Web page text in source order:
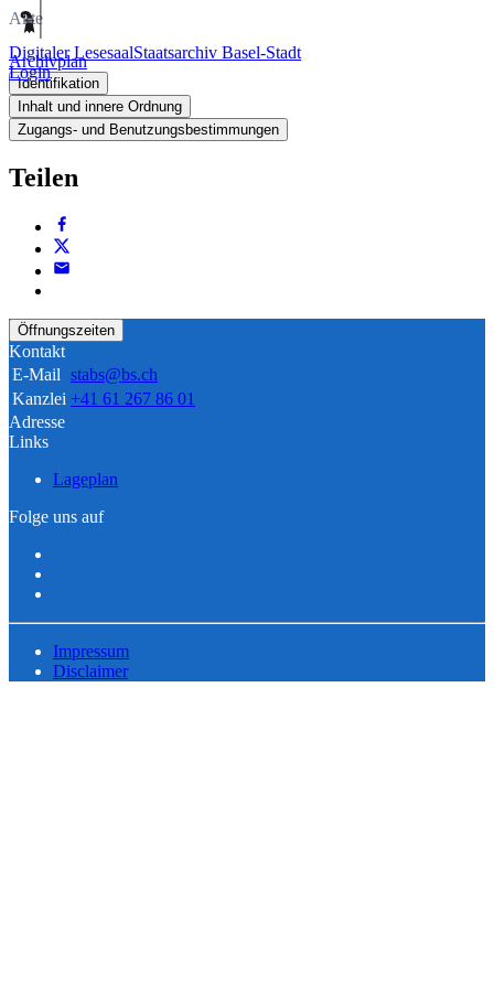
Digitaler LesesaalStaatsarchiv Basel-Stadt
Login
Akte
Archivplan
Identifikation
Inhalt und innere Ordnung
Zugangs- und Benutzungsbestimmungen
Teilen
Öffnungszeiten
Kontakt
E-Mail stabs@bs.ch
Kanzlei +41 61 267 86 01
Adresse
Links
Lageplan
Folge uns auf
Impressum
Disclaimer